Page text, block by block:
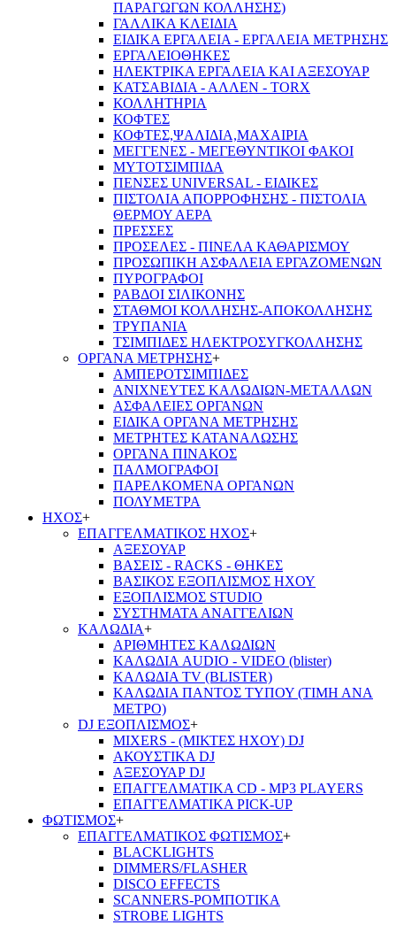
ΠΑΡΑΓΩΓΩΝ ΚΟΛΛΗΣΗΣ)
ΓΑΛΛΙΚΑ ΚΛΕΙΔΙΑ
ΕΙΔΙΚΑ ΕΡΓΑΛΕΙΑ - ΕΡΓΑΛΕΙΑ ΜΕΤΡΗΣΗΣ
ΕΡΓΑΛΕΙΟΘΗΚΕΣ
ΗΛΕΚΤΡΙΚΑ ΕΡΓΑΛΕΙΑ ΚΑΙ ΑΞΕΣΟΥΑΡ
ΚΑΤΣΑΒΙΔΙΑ - ΑΛΛΕΝ - TORX
ΚΟΛΛΗΤΗΡΙΑ
ΚΟΦΤΕΣ
ΚΟΦΤΕΣ,ΨΑΛΙΔΙΑ,ΜΑΧΑΙΡΙΑ
ΜΕΓΓΕΝΕΣ - ΜΕΓΕΘΥΝΤΙΚΟΙ ΦΑΚΟΙ
ΜΥΤΟΤΣΙΜΠΙΔΑ
ΠΕΝΣΕΣ UNIVERSAL - ΕΙΔΙΚΕΣ
ΠΙΣΤΟΛΙΑ ΑΠΟΡΡΟΦΗΣΗΣ - ΠΙΣΤΟΛΙΑ
ΘΕΡΜΟΥ ΑΕΡΑ
ΠΡΕΣΣΕΣ
ΠΡΟΣΕΛΕΣ - ΠΙΝΕΛΑ ΚΑΘΑΡΙΣΜΟΥ
ΠΡΟΣΩΠΙΚΗ ΑΣΦΑΛΕΙΑ ΕΡΓΑΖΟΜΕΝΩΝ
ΠΥΡΟΓΡΑΦΟΙ
ΡΑΒΔΟΙ ΣΙΛΙΚΟΝΗΣ
ΣΤΑΘΜΟΙ ΚΟΛΛΗΣΗΣ-ΑΠΟΚΟΛΛΗΣΗΣ
ΤΡΥΠΑΝΙΑ
ΤΣΙΜΠΙΔΕΣ ΗΛΕΚΤΡΟΣΥΓΚΟΛΛΗΣΗΣ
ΟΡΓΑΝΑ ΜΕΤΡΗΣΗΣ+
ΑΜΠΕΡΟΤΣΙΜΠΙΔΕΣ
ΑΝΙΧΝΕΥΤΕΣ ΚΑΛΩΔΙΩΝ-ΜΕΤΑΛΛΩΝ
ΑΣΦΑΛΕΙΕΣ ΟΡΓΑΝΩΝ
ΕΙΔΙΚΑ ΟΡΓΑΝΑ ΜΕΤΡΗΣΗΣ
ΜΕΤΡΗΤΕΣ ΚΑΤΑΝΑΛΩΣΗΣ
ΟΡΓΑΝΑ ΠΙΝΑΚΟΣ
ΠΑΛΜΟΓΡΑΦΟΙ
ΠΑΡΕΛΚΟΜΕΝΑ ΟΡΓΑΝΩΝ
ΠΟΛΥΜΕΤΡΑ
ΗΧΟΣ+
ΕΠΑΓΓΕΛΜΑΤΙΚΟΣ ΗΧΟΣ+
ΑΞΕΣΟΥΑΡ
ΒΑΣΕΙΣ - RACKS - ΘΗΚΕΣ
ΒΑΣΙΚΟΣ ΕΞΟΠΛΙΣΜΟΣ ΗΧΟΥ
ΕΞΟΠΛΙΣΜΟΣ STUDIO
ΣΥΣΤΗΜΑΤΑ ΑΝΑΓΓΕΛΙΩΝ
ΚΑΛΩΔΙΑ+
ΑΡΙΘΜΗΤΕΣ ΚΑΛΩΔΙΩΝ
ΚΑΛΩΔΙΑ AUDIO - VIDEO (blister)
ΚΑΛΩΔΙΑ TV (BLISTER)
ΚΑΛΩΔΙΑ ΠΑΝΤΟΣ ΤΥΠΟΥ (ΤΙΜΗ ΑΝΑ
ΜΕΤΡΟ)
DJ ΕΞΟΠΛΙΣΜΟΣ+
MIXERS - (ΜΙΚΤΕΣ ΗΧΟΥ) DJ
ΑΚΟΥΣΤΙΚΑ DJ
ΑΞΕΣΟΥΑΡ DJ
ΕΠΑΓΓΕΛΜΑΤΙΚΑ CD - ΜΡ3 PLAYERS
ΕΠΑΓΓΕΛΜΑΤΙΚΑ PICK-UP
ΦΩΤΙΣΜΟΣ+
ΕΠΑΓΓΕΛΜΑΤΙΚΟΣ ΦΩΤΙΣΜΟΣ+
BLACKLIGHTS
DIMMERS/FLASHER
DISCO EFFECTS
SCANNERS-ΡΟΜΠΟΤΙΚΑ
STROBE LIGHTS